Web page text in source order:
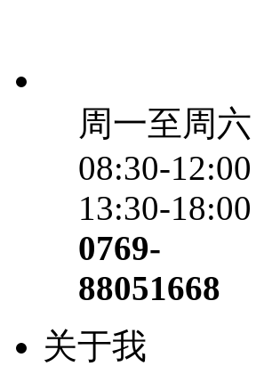
周一至周六
08:30-12:00
13:30-18:00
0769-
88051668
关于我